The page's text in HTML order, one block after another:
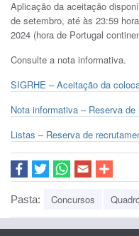
Aplicação da aceitação
de setembro, até às 23:59
2024 (hora de Portugal
Consulte a nota informativa.
SIGRHE – Aceitação da
Nota informativa – Reserva de
Listas – Reserva de
Pasta: Concursos